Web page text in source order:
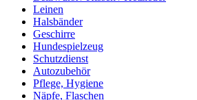
Leinen
Halsbänder
Geschirre
Hundespielzeug
Schutzdienst
Autozubehör
Pflege, Hygiene
Näpfe, Flaschen